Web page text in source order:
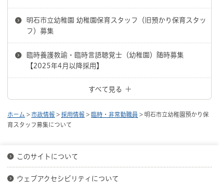
明石市立幼稚園 幼稚園保育スタッフ（旧預かり保育スタッ
フ）募集
臨時養護教諭・臨時言語聴覚士（幼稚園）随時募集
【2025年4月以降採用】
すべて見る
ホーム > 市政情報 > 採用情報 > 臨時・非常勤職員 > 明石市立幼稚園預かり保
育スタッフ募集について
このサイトについて
ウェブアクセシビリティについて